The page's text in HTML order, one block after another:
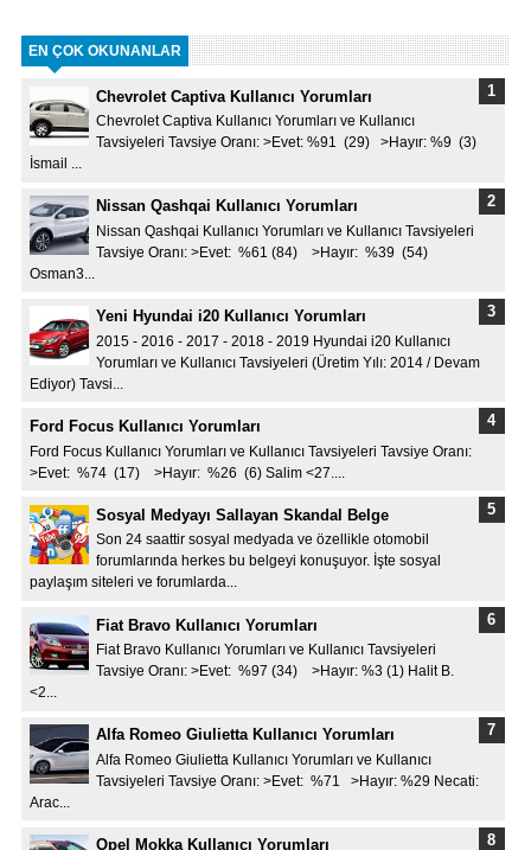
EN ÇOK OKUNANLAR
Chevrolet Captiva Kullanıcı Yorumları
Chevrolet Captiva Kullanıcı Yorumları ve Kullanıcı
Tavsiyeleri Tavsiye Oranı: >Evet: %91 (29) >Hayır: %9 (3)
İsmail ...
Nissan Qashqai Kullanıcı Yorumları
Nissan Qashqai Kullanıcı Yorumları ve Kullanıcı Tavsiyeleri
Tavsiye Oranı: >Evet: %61 (84) >Hayır: %39 (54)
Osman3...
Yeni Hyundai i20 Kullanıcı Yorumları
2015 - 2016 - 2017 - 2018 - 2019 Hyundai i20 Kullanıcı
Yorumları ve Kullanıcı Tavsiyeleri (Üretim Yılı: 2014 / Devam
Ediyor) Tavsi...
Ford Focus Kullanıcı Yorumları
Ford Focus Kullanıcı Yorumları ve Kullanıcı Tavsiyeleri Tavsiye Oranı:
>Evet: %74 (17) >Hayır: %26 (6) Salim <27....
Sosyal Medyayı Sallayan Skandal Belge
Son 24 saattir sosyal medyada ve özellikle otomobil
forumlarında herkes bu belgeyi konuşuyor. İşte sosyal
paylaşım siteleri ve forumlarda...
Fiat Bravo Kullanıcı Yorumları
Fiat Bravo Kullanıcı Yorumları ve Kullanıcı Tavsiyeleri
Tavsiye Oranı: >Evet: %97 (34) >Hayır: %3 (1) Halit B.
<2...
Alfa Romeo Giulietta Kullanıcı Yorumları
Alfa Romeo Giulietta Kullanıcı Yorumları ve Kullanıcı
Tavsiyeleri Tavsiye Oranı: >Evet: %71 >Hayır: %29 Necati:
Arac...
Opel Mokka Kullanıcı Yorumları